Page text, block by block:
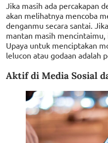
Jika masih ada percakapan
akan melihatnya mencoba
denganmu secara santai.
mantan masih
Upaya untuk menciptakan
lelucon atau godaan adalah
Aktif di Media Sosial